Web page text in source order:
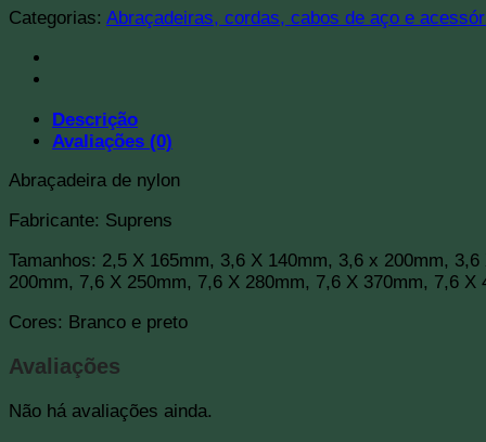
Categorias: Abraçadeiras, cordas, cabos de aço e
Descrição
Avaliações (0)
Abraçadeira de nylon
Fabricante: Suprens
Tamanhos: 2,5 X 165mm, 3,6 X 140mm, 3,6 x 200mm,
200mm, 7,6 X 250mm, 7,6 X 280mm, 7,6 X 370mm, 7,6 X
Cores: Branco e preto
Avaliações
Não há avaliações ainda.